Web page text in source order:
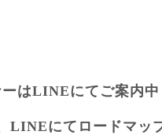
はLINEにてご案内中
LINEにてロードマッ